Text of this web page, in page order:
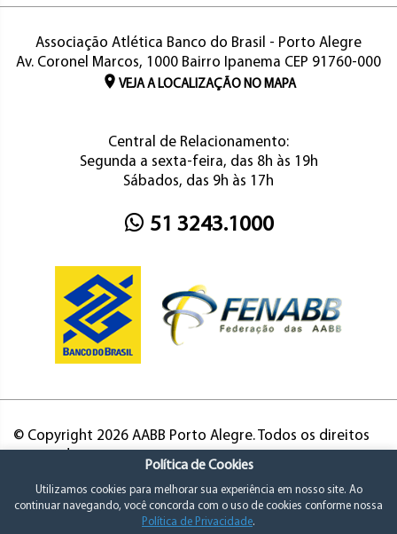
Associação Atlética Banco do Brasil - Porto Alegre
Av. Coronel Marcos, 1000 Bairro Ipanema CEP 91760-000
VEJA A LOCALIZAÇÃO NO MAPA
Central de Relacionamento:
Segunda a sexta-feira, das 8h às 19h
Sábados, das 9h às 17h
51 3243.1000
© Copyright 2026 AABB Porto Alegre. Todos os direitos
Política de Cookies
Utilizamos cookies para melhorar sua experiência em nosso site. Ao
continuar navegando, você concorda com o uso de cookies conforme nossa
Política de Privacidade.